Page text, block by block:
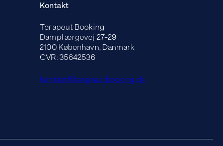
Kontakt
Terapeut Booking
Dampfærgevej 27-29
2100 København, Danmark
CVR: 35642536
kontakt@terapeutbooking.dk